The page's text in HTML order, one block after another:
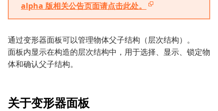
alpha 版相关公告页面请点击此处。
通过变形器面板可以管理物体父子结构（层次结构）。
面板内显示在构造的层次结构中，用于选择、显示、锁定物
体和确认父子结构。
关于变形器面板